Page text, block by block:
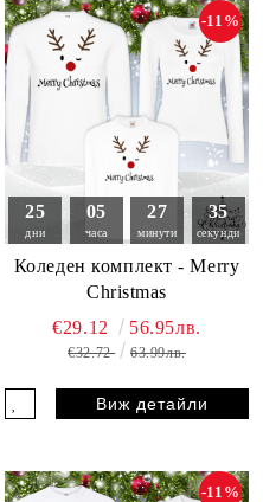
25
дни
05
часа
27
минути
33
секунди
Коледен комплект - Merry
Christmas
-11%
€29.12 56.95лв.
€32.72 63.99лв.
Виж детайли
-11%